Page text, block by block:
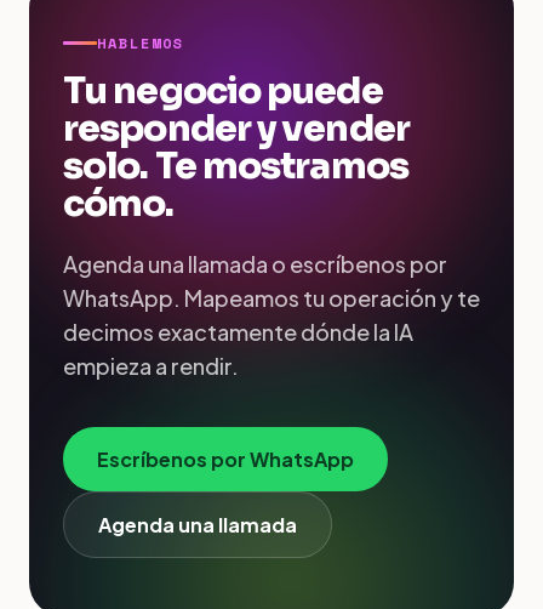
HABLEMOS
Tu negocio puede
responder y vender
solo. Te mostramos
cómo.
Agenda una llamada o escríbenos por
WhatsApp. Mapeamos tu operación y te
decimos exactamente dónde la IA
empieza a rendir.
Escríbenos por WhatsApp
Agenda una llamada